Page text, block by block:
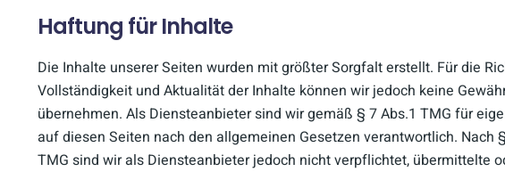
Haftung für Inhalte
Die Inhalte unserer Seiten wurden mit größter Sorgfalt erstellt. Für die
Vollständigkeit und Aktualität der Inhalte können wir jedoch keine
übernehmen. Als Diensteanbieter sind wir gemäß § 7 Abs.1 TMG für
auf diesen Seiten nach den allgemeinen Gesetzen verantwortlich. Nach
TMG sind wir als Diensteanbieter jedoch nicht verpflichtet, übermittelte